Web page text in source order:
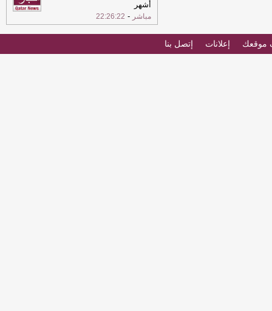
أشهر
مباشر -
22:26:22
موقعك إعلانات إتصل بنا